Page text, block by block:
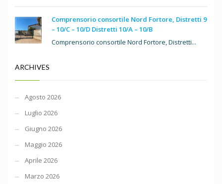
Comprensorio consortile Nord Fortore, Distretti 9
– 10/C – 10/D Distretti 10/A – 10/B
Comprensorio consortile Nord Fortore, Distretti...
ARCHIVES
Agosto 2026
Luglio 2026
Giugno 2026
Maggio 2026
Aprile 2026
Marzo 2026